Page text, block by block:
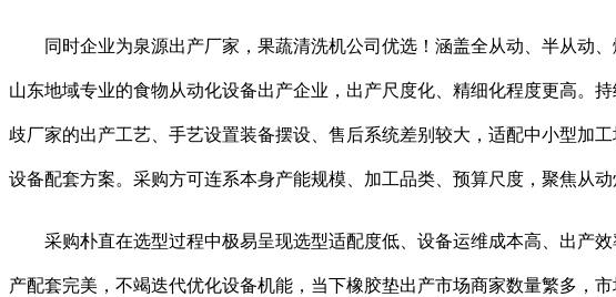
同时企业为泉源出产厂家，果蔬清洗机公司优选！涵盖全从动、半从动、
山东地域专业的食物从动化设备出产企业，出产尺度化、精细化程度更高。
歧厂家的出产工艺、手艺设置装备摆设、售后系统差别较大，适配中小型加
设备配套方案。采购方可连系本身产能规模、加工品类、预算尺度，聚焦从
采购朴直在选型过程中极易呈现选型适配度低、设备运维成本高、出产效
产配套完美，不竭迭代优化设备机能，当下橡胶垫出产市场商家数量繁多，